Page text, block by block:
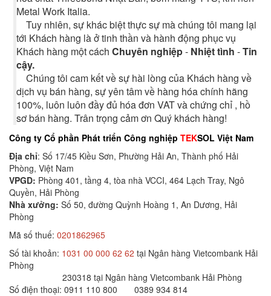
Metal Work Italia.
Tuy nhiên, sự khác biệt thực sự mà chúng tôi mang lại
tới Khách hàng là ở tinh thần và hành động phục vụ
Khách hàng một cáchChuyên nghiệp- Nhiệt tình -Tin
cậy.
Chúng tôi cam kết về sự hài lòng của Khách hàng về
dịch vụ bán hàng, sự yên tâm về hàng hóa chính hãng
100%, luôn luôn đầy đủ hóa đơn VAT và chứng chỉ , hồ
sơ bán hàng. Trân trọng cảm ơn Quý khách hàng!
Công ty Cổ phần Phát triển Công nghiệp TEKSOL Việt Nam
Địa chỉ: Số 17/45 Kiều Sơn, Phường Hải An, Thành phố Hải
Phòng, Việt Nam
VPGD: Phòng 401, tầng 4, tòa nhà VCCI, 464 Lạch Tray, Ngô
Quyền, Hải Phòng
Nhà xưởng: Số 50, đường Quỳnh Hoàng 1, An Dương, Hải
Phòng
Mã số thuế: 0201862965
Số tài khoản: 1031 00 000 62 62 tại Ngân hàng Vietcombank Hải
Phòng
230318 tại Ngân hàng Vietcombank Hải Phòng
Số điện thoại: 0911 110 800 0389 934 814